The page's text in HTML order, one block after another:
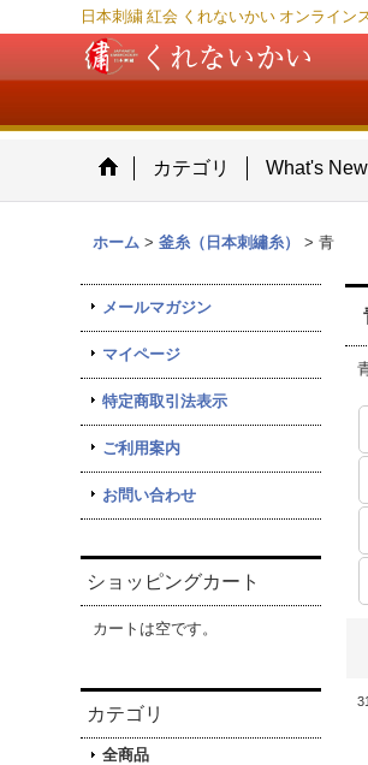
日本刺繍 紅会 くれないかい オンライン
カテゴリ What's New
ホーム > 釜糸（日本刺繡糸） > 青
メールマガジン
マイページ
特定商取引法表示
ご利用案内
お問い合わせ
ショッピングカート
カートは空です。
カテゴリ
全商品